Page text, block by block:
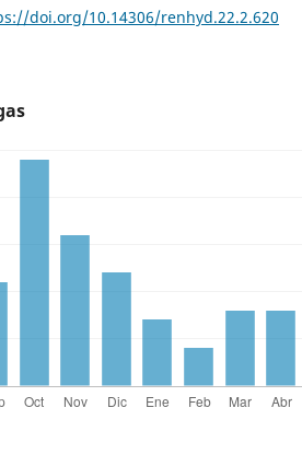
doi.org/10.14306/renhyd.22.2.620